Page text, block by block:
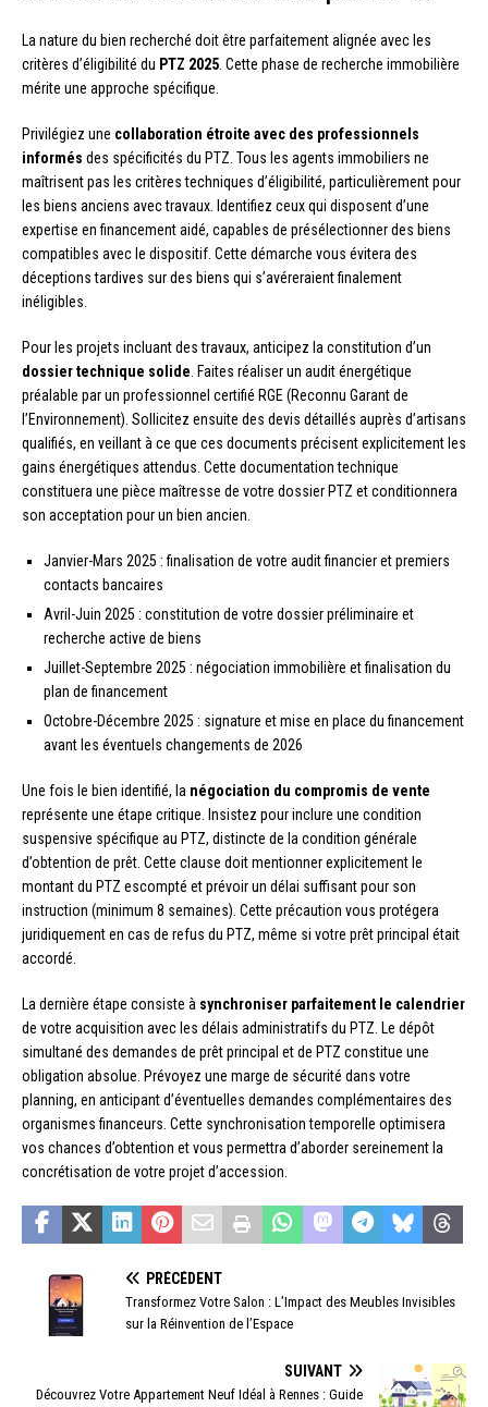
La nature du bien recherché doit être parfaitement alignée avec les
critères d’éligibilité du PTZ 2025 . Cette phase de recherche immobilière
mérite une approche spécifique.
Privilégiez une collaboration étroite avec des professionnels
informés des spécificités du PTZ. Tous les agents immobiliers ne
maîtrisent pas les critères techniques d’éligibilité, particulièrement pour
les biens anciens avec travaux. Identifiez ceux qui disposent d’une
expertise en financement aidé, capables de présélectionner des biens
compatibles avec le dispositif. Cette démarche vous évitera des
déceptions tardives sur des biens qui s’avéreraient finalement
inéligibles.
Pour les projets incluant des travaux, anticipez la constitution d’un
dossier technique solide . Faites réaliser un audit énergétique
préalable par un professionnel certifié RGE (Reconnu Garant de
l’Environnement). Sollicitez ensuite des devis détaillés auprès d’artisans
qualifiés, en veillant à ce que ces documents précisent explicitement les
gains énergétiques attendus. Cette documentation technique
constituera une pièce maîtresse de votre dossier PTZ et conditionnera
son acceptation pour un bien ancien.
Janvier-Mars 2025 : finalisation de votre audit financier et premiers
contacts bancaires
Avril-Juin 2025 : constitution de votre dossier préliminaire et
recherche active de biens
Juillet-Septembre 2025 : négociation immobilière et finalisation du
plan de financement
Octobre-Décembre 2025 : signature et mise en place du financement
avant les éventuels changements de 2026
Une fois le bien identifié, la négociation du compromis de vente
représente une étape critique. Insistez pour inclure une condition
suspensive spécifique au PTZ, distincte de la condition générale
d’obtention de prêt. Cette clause doit mentionner explicitement le
montant du PTZ escompté et prévoir un délai suffisant pour son
instruction (minimum 8 semaines). Cette précaution vous protégera
juridiquement en cas de refus du PTZ, même si votre prêt principal était
accordé.
La dernière étape consiste à synchroniser parfaitement le calendrier
de votre acquisition avec les délais administratifs du PTZ. Le dépôt
simultané des demandes de prêt principal et de PTZ constitue une
obligation absolue. Prévoyez une marge de sécurité dans votre
planning, en anticipant d’éventuelles demandes complémentaires des
organismes financeurs. Cette synchronisation temporelle optimisera
vos chances d’obtention et vous permettra d’aborder sereinement la
concrétisation de votre projet d’accession.
PRÉCÉDENT
Transformez Votre Salon : L’Impact des Meubles Invisibles
sur la Réinvention de l’Espace
SUIVANT
Découvrez Votre Appartement Neuf Idéal à Rennes : Guide